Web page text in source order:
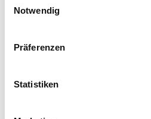
Notwendig
Präferenzen
Statistiken